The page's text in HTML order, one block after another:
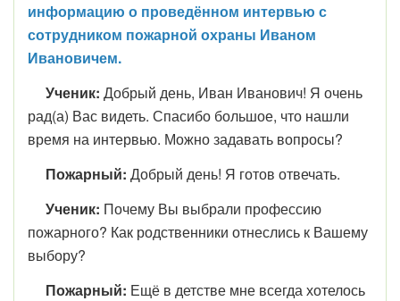
информацию о проведённом интервью с
сотрудником пожарной охраны Иваном
Ивановичем.
Ученик: Добрый день, Иван Иванович! Я очень
рад(а) Вас видеть. Спасибо большое, что нашли
время на интервью. Можно задавать вопросы?
Пожарный: Добрый день! Я готов отвечать.
Ученик: Почему Вы выбрали профессию
пожарного? Как родственники отнеслись к Вашему
выбору?
Пожарный: Ещё в детстве мне всегда хотелось